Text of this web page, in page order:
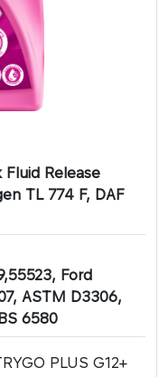
Fluid Release
TL 774 F, DAF
Ford
ASTM D3306,
6580
PLUS G12+